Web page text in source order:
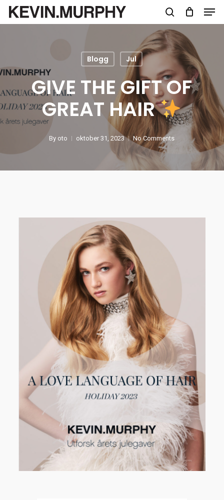
Skip
to
Blogg Jul
GIVE THE GIFT OF
GREAT HAIR
By oto oktober 31, 2023 No Comments